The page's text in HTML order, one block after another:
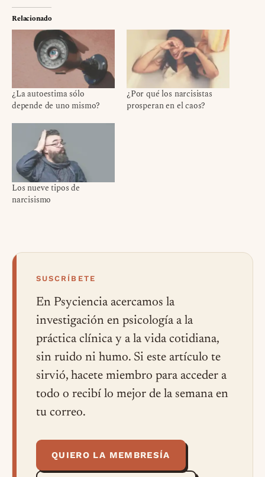
Relacionado
¿La autoestima sólo
depende de uno mismo?
¿Por qué los narcisistas
prosperan en el caos?
Los nueve tipos de
narcisismo
SUSCRÍBETE
En Psyciencia acercamos la
investigación en psicología a la
práctica clínica y a la vida cotidiana,
sin ruido ni humo. Si este artículo te
sirvió, hacete miembro para acceder a
todo o recibí lo mejor de la semana en
tu correo.
QUIERO LA MEMBRESÍA